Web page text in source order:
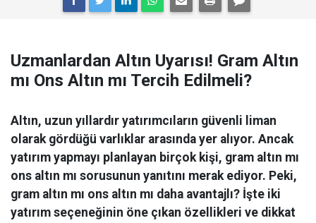
Uzmanlardan Altın Uyarısı! Gram Altın
mı Ons Altın mı Tercih Edilmeli?
Altın, uzun yıllardır yatırımcıların güvenli liman
olarak gördüğü varlıklar arasında yer alıyor. Ancak
yatırım yapmayı planlayan birçok kişi, gram altın mı
ons altın mı sorusunun yanıtını merak ediyor. Peki,
gram altın mı ons altın mı daha avantajlı? İşte iki
yatırım seçeneğinin öne çıkan özellikleri ve dikkat